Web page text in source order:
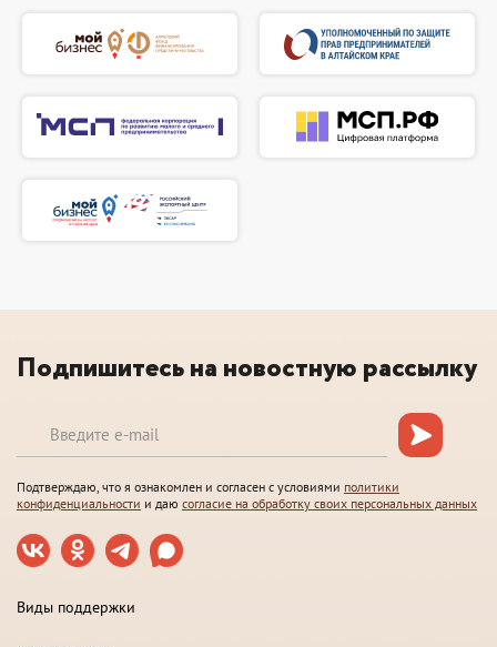
Подпишитесь на новостную рассылку
Подтверждаю, что я ознакомлен и согласен с условиями политики
конфиденциальности и даю согласие на обработку своих персональных данных
Виды поддержки